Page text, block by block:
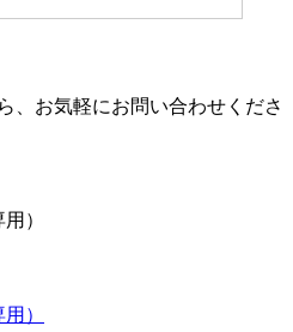
、お気軽にお問い合わせくださ
）
）